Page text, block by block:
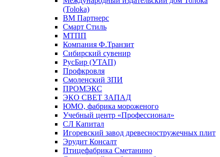
(Toloka)
ВМ Партнерс
Смарт Стиль
МТПП
Компания Ф.Транзит
Сибирский сувенир
РусБир (УТАП)
Профкровля
Смоленский ЗПИ
ПРОМЭКС
ЭКО СВЕТ ЗАПАД
ЮМО, фабрика мороженого
Учебный центр «Профессионал»
СЛ Капитал
Игоревский завод древесностружечных плит
Эрудит Консалт
Птицефабрика Сметанино